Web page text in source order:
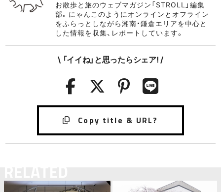
お散歩と旅のウェブマガジン「STROLL」編集
部。にゃんこのようにオンラインとオフライン
をふらっとしながら湘南・鎌倉エリアを中心と
した情報を収集、レポートしています。
\ 「イイね」と思ったらシェア! /